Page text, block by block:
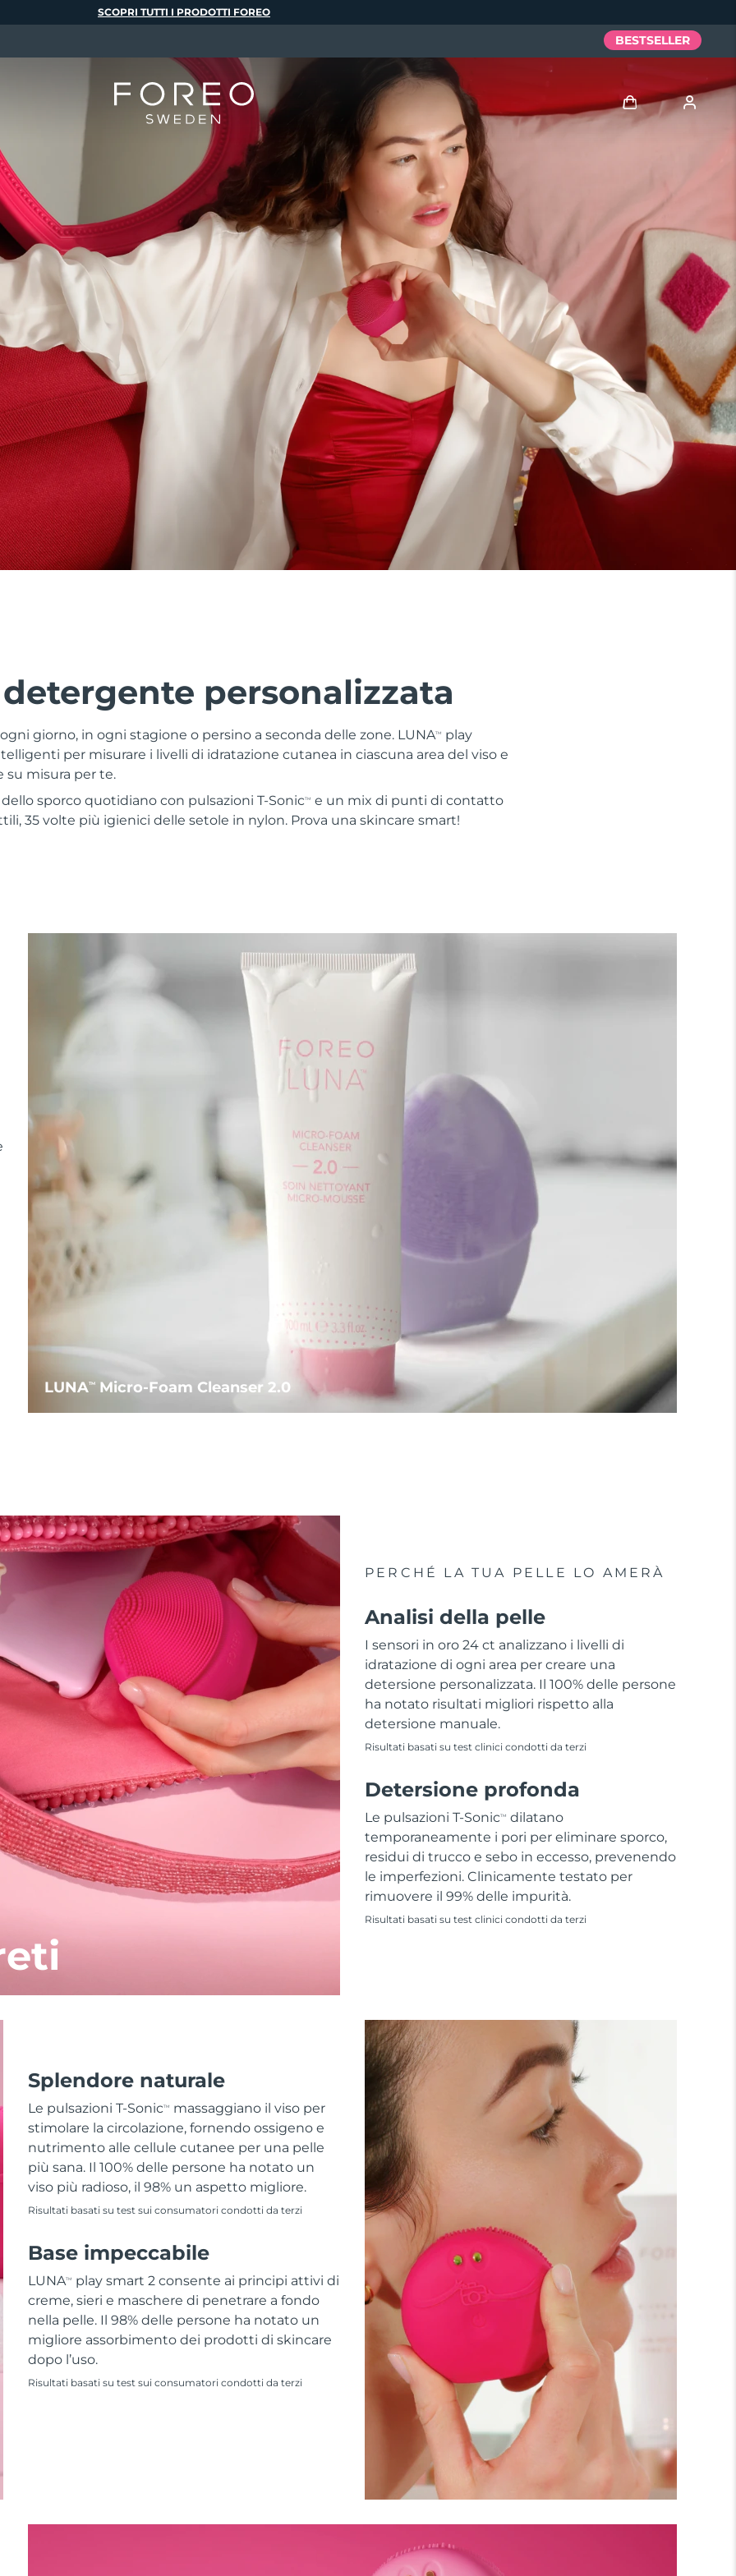
personalizzata
giorno, in ogni stagione o persino a seconda delle zone. LUNATM
play
per misurare i livelli di idratazione cutanea in ciascuna area del viso e
su misura per te.
sporco quotidiano con pulsazioni T-SonicTM
e un mix di punti di contatto
35 volte più igienici delle setole in nylon. Prova una skincare smart!
LUNATMMicro-Foam Cleanser 2.0
PERCHÉ LA TUA PELLE LO AMERÀ
Analisi della pelle
I sensori in oro 24 ct analizzano i livelli di
idratazione di ogni area per creare una
detersione personalizzata. Il 100% delle persone
ha notato risultati migliori rispetto alla
detersione manuale.
Risultati basati su test clinici condotti da terzi
Detersione profonda
Le pulsazioni T-SonicTM
dilatano
temporaneamente i pori per eliminare sporco,
residui di trucco e sebo in eccesso, prevenendo
le imperfezioni. Clinicamente testato per
rimuovere il 99% delle impurità.
Risultati basati su test clinici condotti da terzi
Splendore naturale
Le pulsazioni T-SonicTM
massaggiano il viso per
stimolare la circolazione, fornendo ossigeno e
nutrimento alle cellule cutanee per una pelle
più sana. Il 100% delle persone ha notato un
viso più radioso, il 98% un aspetto migliore.
Risultati basati su test sui consumatori condotti da terzi
Base impeccabile
LUNATM
play smart 2 consente ai principi attivi di
creme, sieri e maschere di penetrare a fondo
nella pelle. Il 98% delle persone ha notato un
migliore assorbimento dei prodotti di skincare
dopo l’uso.
Risultati basati su test sui consumatori condotti da terzi
SCOPRI TUTTI I PRODOTTI FOREO
BESTSELLER
Profilo utente
I miei dispositivi
I miei ordini
I miei indirizzi
I miei abbonamenti